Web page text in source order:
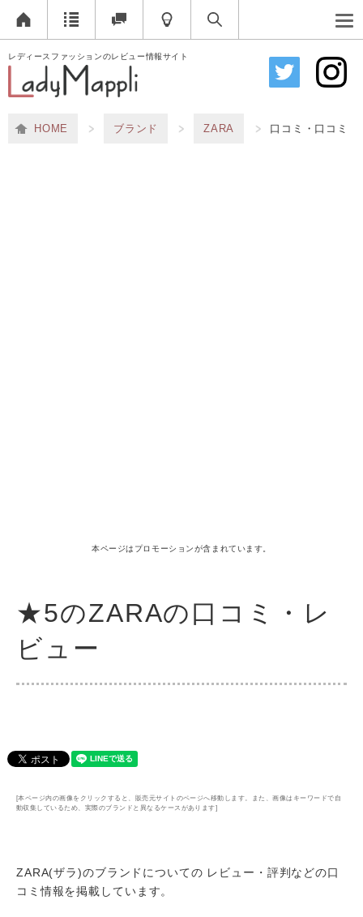
レディースファッションのレビュー情報サイト
HOME ブランド ZARA 口コミ・口コミ
本ページはプロモーションが含まれています。
★5のZARAの口コミ・レ
ビュー
[本ページ内の画像をクリックすると、販売元サイトのページへ移動します。また、画像はキーワードで自
動収集しているため、実際のブランドと異なるケースがあります]
ZARA(ザラ)のブランドについての レビュー・評判などの口
コミ情報を掲載しています。